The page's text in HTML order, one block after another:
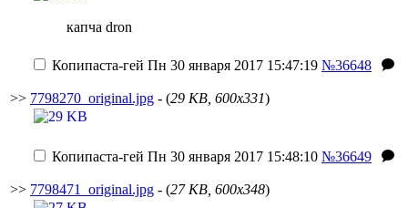
капча dron
>>
Копипаста-гей Пн 30 января 2017 15:47:19 №36648
7798270_original.jpg - (29 KB, 600x331)
>>
Копипаста-гей Пн 30 января 2017 15:48:10 №36649
7798471_original.jpg - (27 KB, 600x348)